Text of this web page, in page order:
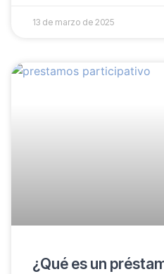
13 de marzo de 2025
¿Qué es un